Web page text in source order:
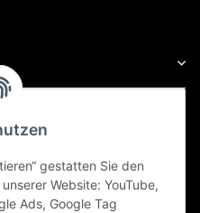
gestatten Sie den
Website: YouTube,
Ads, Google Tag